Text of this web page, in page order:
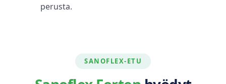
perusta.
SANOFLEX-ETU